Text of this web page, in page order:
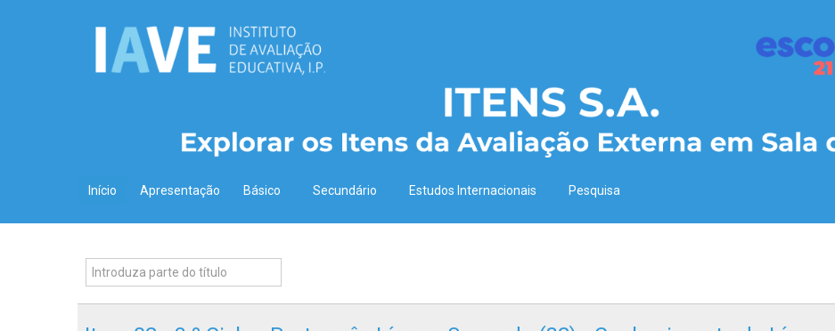
Início Apresentação Básico Secundário Estudos Internacionais Pesquisa